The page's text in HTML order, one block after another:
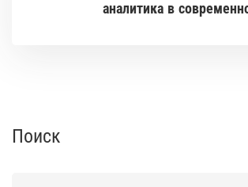
аналитика в
Поиск